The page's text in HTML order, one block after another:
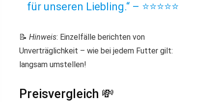
für unseren Liebling.“ – ⭐️⭐️⭐️⭐️⭐️
📝 Hinweis: Einzelfälle berichten von
Unverträglichkeit – wie bei jedem Futter gilt:
langsam umstellen!
Preisvergleich 💸